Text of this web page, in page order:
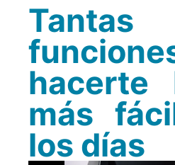
Tantas
hacerte
más
los días